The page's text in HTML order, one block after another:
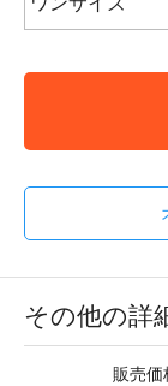
その他の詳
販売価